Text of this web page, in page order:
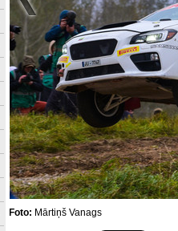
Foto: Mārtiņš Vanags